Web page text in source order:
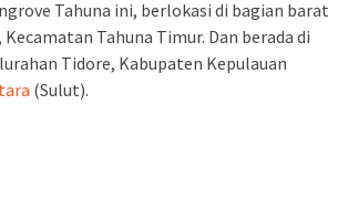
Tahuna ini, berlokasi di bagian barat
Tahuna Timur. Dan berada di
Tidore, Kabupaten Kepulauan
(Sulut).